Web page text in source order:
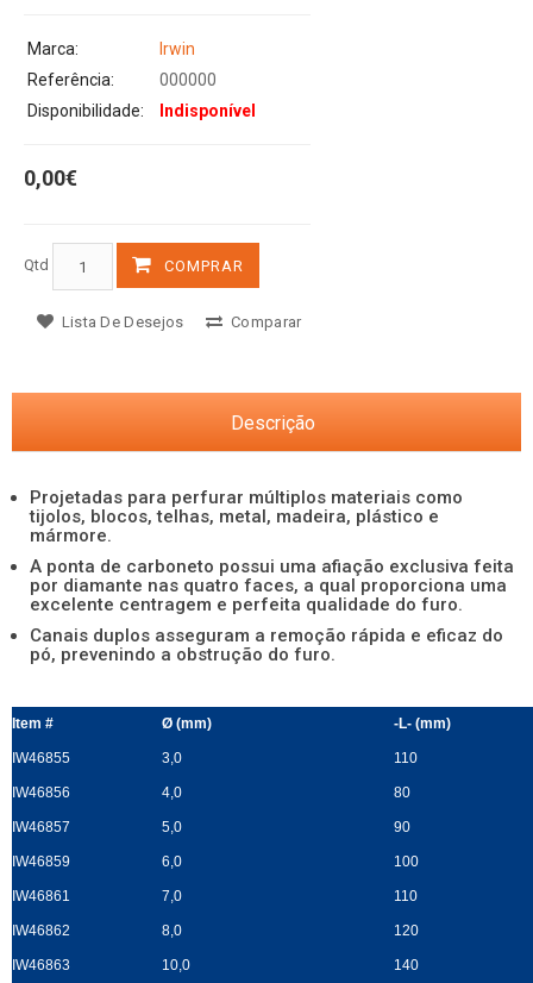
Marca:
Irwin
Referência:
000000
Disponibilidade:
Indisponível
0,00€
Qtd COMPRAR
Lista De Desejos Comparar
Descrição
Projetadas para perfurar múltiplos materiais como
tijolos, blocos, telhas, metal, madeira, plástico e
mármore.
A ponta de carboneto possui uma afiação exclusiva feita
por diamante nas quatro faces, a qual proporciona uma
excelente centragem e perfeita qualidade do furo.
Canais duplos asseguram a remoção rápida e eficaz do
pó, prevenindo a obstrução do furo.
Item # Ø (mm) -L- (mm)
IW46855 3,0 110
IW46856 4,0 80
IW46857 5,0 90
IW46859 6,0 100
IW46861 7,0 110
IW46862 8,0 120
IW46863 10,0 140